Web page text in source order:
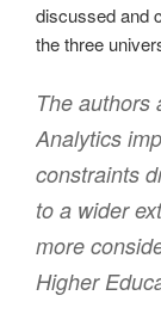
discussed and
the three
The authors
Analytics
constraints
to a wider
more
Higher